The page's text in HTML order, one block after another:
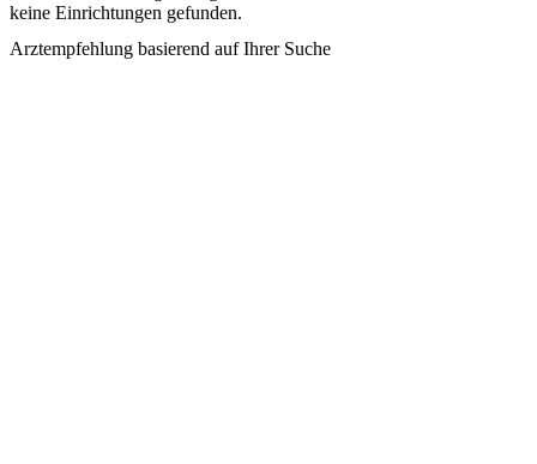
keine Einrichtungen gefunden.
Arztempfehlung basierend auf Ihrer Suche